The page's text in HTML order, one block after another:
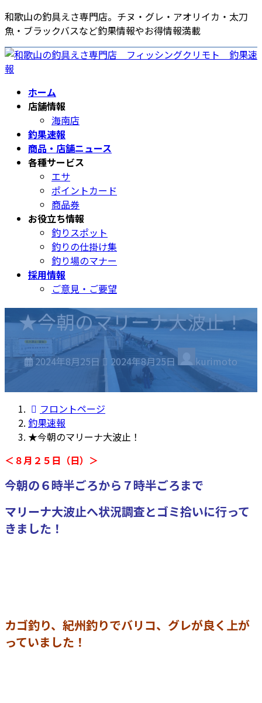
コ
ン
テ
ン
ツ
ナ
ビ
ゲ
ー
シ
和歌山の釣具えさ専門店。チヌ・グレ・アオリイカ・太刀
魚・ブラックバスなど釣果情報やお得情報満載
ホーム
店舗情報
海南店
釣果速報
商品・店舗ニュース
各種サービス
エサ
ポイントカード
商品券
お役立ち情報
釣りスポット
釣りの仕掛け集
釣り場のマナー
採用情報
ご意見・ご要望
★今朝のマリーナ大波止！
2024年8月25日
最
終
更
新
:
2024年8月25日 kurimoto
フロントページ
釣果速報
★今朝のマリーナ大波止！
＜８月２５日（日）＞
今朝の６時半ごろから７時半ごろまで
マリーナ大波止へ状況調査とゴミ拾いに行って
きました！
カゴ釣り、紀州釣りでバリコ、グレが良く上が
っていました！